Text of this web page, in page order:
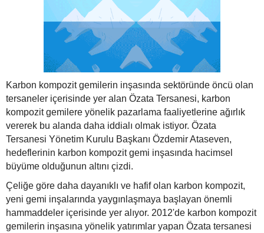
Karbon kompozit gemilerin inşasında sektöründe öncü olan
tersaneler içerisinde yer alan Özata Tersanesi, karbon
kompozit gemilere yönelik pazarlama faaliyetlerine ağırlık
vererek bu alanda daha iddialı olmak istiyor. Özata
Tersanesi Yönetim Kurulu Başkanı Özdemir Ataseven,
hedeflerinin karbon kompozit gemi inşasında hacimsel
büyüme olduğunun altını çizdi.
Çeliğe göre daha dayanıklı ve hafif olan karbon kompozit,
yeni gemi inşalarında yaygınlaşmaya başlayan önemli
hammaddeler içerisinde yer alıyor. 2012'de karbon kompozit
gemilerin inşasına yönelik yatırımlar yapan Özata tersanesi